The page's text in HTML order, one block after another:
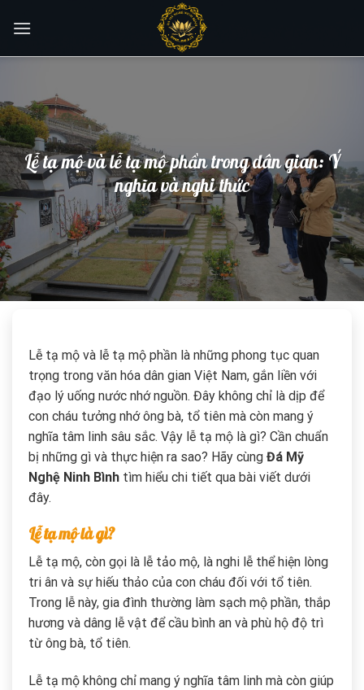
Lễ tạ mộ và lễ tạ mộ phần trong dân gian: Ý
nghĩa và nghi thức
Lễ tạ mộ và lễ tạ mộ phần là những phong tục quan
trọng trong văn hóa dân gian Việt Nam, gắn liền với
đạo lý uống nước nhớ nguồn. Đây không chỉ là dịp để
con cháu tưởng nhớ ông bà, tổ tiên mà còn mang ý
nghĩa tâm linh sâu sắc. Vậy lễ tạ mộ là gì? Cần chuẩn
bị những gì và thực hiện ra sao? Hãy cùng Đá Mỹ
Nghệ Ninh Bình tìm hiểu chi tiết qua bài viết dưới
đây.
Lễ tạ mộ là gì?
Lễ tạ mộ, còn gọi là lễ tảo mộ, là nghi lễ thể hiện lòng
tri ân và sự hiếu thảo của con cháu đối với tổ tiên.
Trong lễ này, gia đình thường làm sạch mộ phần, thắp
hương và dâng lễ vật để cầu bình an và phù hộ độ trì
từ ông bà, tổ tiên.
Lễ tạ mộ không chỉ mang ý nghĩa tâm linh mà còn giúp